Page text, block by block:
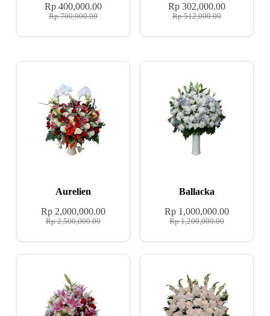
Rp700,000.00
Rp400,000.00
Rp512,000.00
Rp 302,000.00
Aurelien
Rp2,500,000.00
Rp2,000,000.00
Ballacka
Rp1,200,000.00
Rp 1,000,000.00